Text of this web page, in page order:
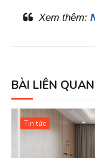
Xem thêm:
BÀI LIÊN QUAN
Tin tức